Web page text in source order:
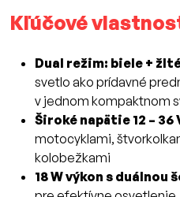
Kľúčové
Dual režim: biele +
svetlo ako prídavné
v jednom kompaktnom
Široké napätie 12 – 36
motocyklami,
kolobežkami
18 W výkon s duálnou